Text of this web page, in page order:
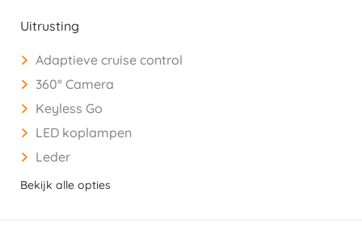
Uitrusting
Adaptieve cruise control
360° Camera
Keyless Go
LED koplampen
Leder
Bekijk alle opties